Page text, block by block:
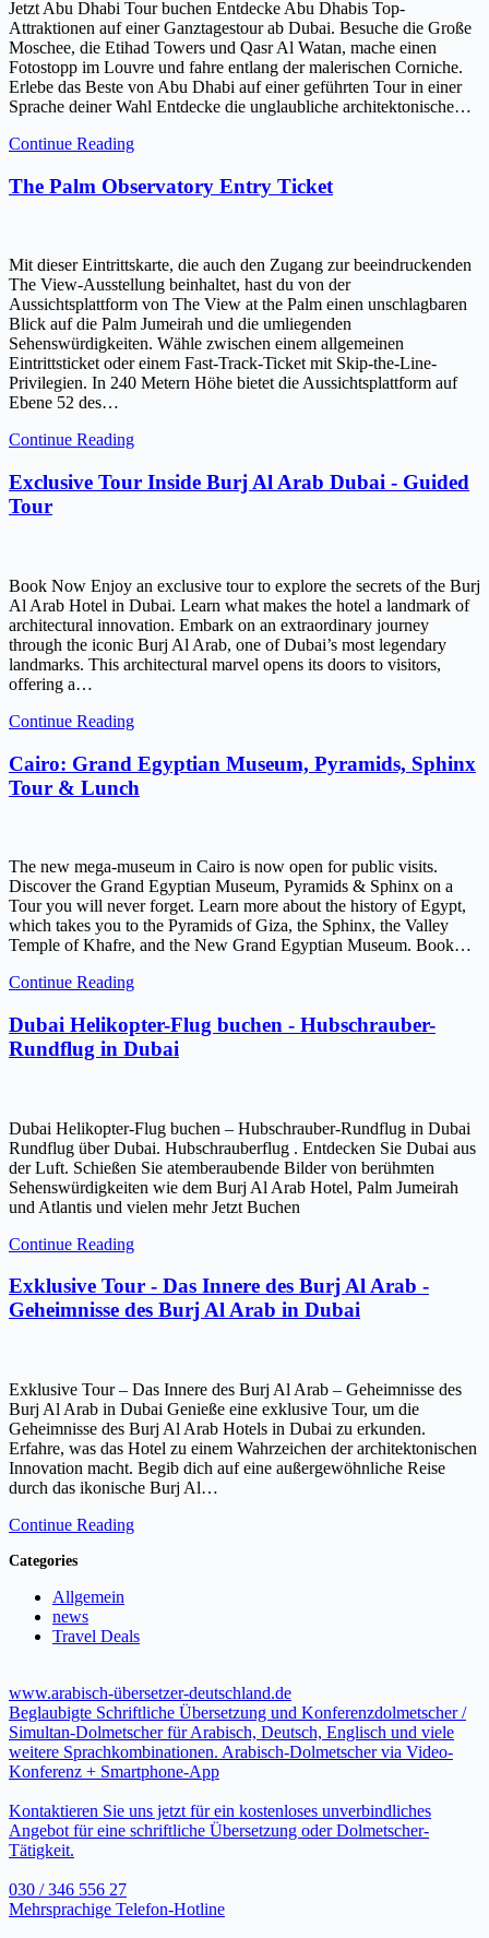
Jetzt Abu Dhabi Tour buchen Entdecke Abu Dhabis Top-
Attraktionen auf einer Ganztagestour ab Dubai. Besuche die Große
Moschee, die Etihad Towers und Qasr Al Watan, mache einen
Fotostopp im Louvre und fahre entlang der malerischen Corniche.
Erlebe das Beste von Abu Dhabi auf einer geführten Tour in einer
Sprache deiner Wahl Entdecke die unglaubliche architektonische…
Continue Reading
The Palm Observatory Entry Ticket
Mit dieser Eintrittskarte, die auch den Zugang zur beeindruckenden
The View-Ausstellung beinhaltet, hast du von der
Aussichtsplattform von The View at the Palm einen unschlagbaren
Blick auf die Palm Jumeirah und die umliegenden
Sehenswürdigkeiten. Wähle zwischen einem allgemeinen
Eintrittsticket oder einem Fast-Track-Ticket mit Skip-the-Line-
Privilegien. In 240 Metern Höhe bietet die Aussichtsplattform auf
Ebene 52 des…
Continue Reading
Exclusive Tour Inside Burj Al Arab Dubai - Guided
Tour
Book Now Enjoy an exclusive tour to explore the secrets of the Burj
Al Arab Hotel in Dubai. Learn what makes the hotel a landmark of
architectural innovation. Embark on an extraordinary journey
through the iconic Burj Al Arab, one of Dubai’s most legendary
landmarks. This architectural marvel opens its doors to visitors,
offering a…
Continue Reading
Cairo: Grand Egyptian Museum, Pyramids, Sphinx
Tour & Lunch
The new mega-museum in Cairo is now open for public visits.
Discover the Grand Egyptian Museum, Pyramids & Sphinx on a
Tour you will never forget. Learn more about the history of Egypt,
which takes you to the Pyramids of Giza, the Sphinx, the Valley
Temple of Khafre, and the New Grand Egyptian Museum. Book…
Continue Reading
Dubai Helikopter-Flug buchen - Hubschrauber-
Rundflug in Dubai
Dubai Helikopter-Flug buchen – Hubschrauber-Rundflug in Dubai
Rundflug über Dubai. Hubschrauberflug . Entdecken Sie Dubai aus
der Luft. Schießen Sie atemberaubende Bilder von berühmten
Sehenswürdigkeiten wie dem Burj Al Arab Hotel, Palm Jumeirah
und Atlantis und vielen mehr Jetzt Buchen
Continue Reading
Exklusive Tour - Das Innere des Burj Al Arab -
Geheimnisse des Burj Al Arab in Dubai
Exklusive Tour – Das Innere des Burj Al Arab – Geheimnisse des
Burj Al Arab in Dubai Genieße eine exklusive Tour, um die
Geheimnisse des Burj Al Arab Hotels in Dubai zu erkunden.
Erfahre, was das Hotel zu einem Wahrzeichen der architektonischen
Innovation macht. Begib dich auf eine außergewöhnliche Reise
durch das ikonische Burj Al…
Continue Reading
Categories
Allgemein
news
Travel Deals
www.arabisch-übersetzer-deutschland.de
Beglaubigte Schriftliche Übersetzung und Konferenzdolmetscher /
Simultan-Dolmetscher für Arabisch, Deutsch, Englisch und viele
weitere Sprachkombinationen. Arabisch-Dolmetscher via Video-
Konferenz + Smartphone-App
Kontaktieren Sie uns jetzt für ein kostenloses unverbindliches
Angebot für eine schriftliche Übersetzung oder Dolmetscher-
Tätigkeit.
030 / 346 556 27
Mehrsprachige Telefon-Hotline